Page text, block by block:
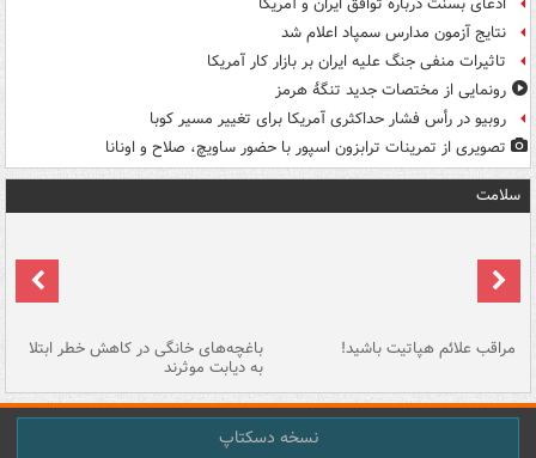
نتایج آزمون مدارس سمپاد اعلام شد
تاثیرات منفی جنگ علیه ایران بر بازار کار آمریکا
رونمایی از مختصات جدید تنگۀ هرمز
روبیو در رأس فشار حداکثری آمریکا برای تغییر مسیر کوبا
تصویری از تمرینات ترابزون اسپور با حضور ساویچ، صلاح و اونانا
سلامت
مراقب علائم هپاتیت باشید! باغچه‌های خانگی در کاهش خطر ابتلا
به دیابت موثرند
نسخه دسکتاپ